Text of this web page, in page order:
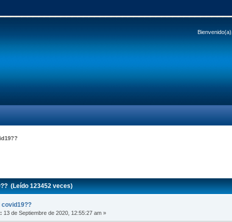
Bienvenido(a),
(Leído 123452 veces)
covid19??
13 de Septiembre de 2020, 12:55:27 am »